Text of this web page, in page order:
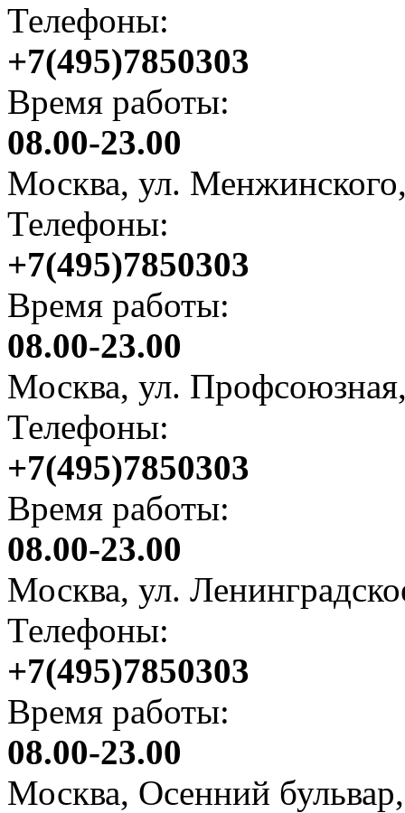
Телефоны:
+7(495)7850303
Время работы:
08.00-23.00
Москва, ул.
Телефоны:
+7(495)7850303
Время работы:
08.00-23.00
Москва, ул.
Телефоны:
+7(495)7850303
Время работы:
08.00-23.00
Москва, ул.
Телефоны:
+7(495)7850303
Время работы:
08.00-23.00
Москва, Осенний